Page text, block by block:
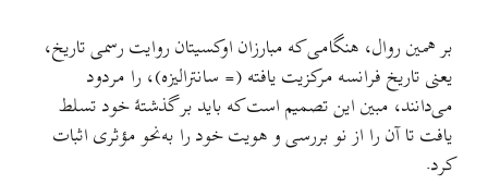
بر همین روال، هنگامی که مبارزان اوکسیتان روایت رسمی تاریخ،
یعنی تاریخ فرانسه مرکزیت یافته (= سانترالیزه)، را مردود
می‌دانند، مبین این تصمیم است که باید بر گذشتهٔ خود تسلط
یافت تا آن را از نو بررسی و هویت خود را به‌نحو مؤثری اثبات
کرد.